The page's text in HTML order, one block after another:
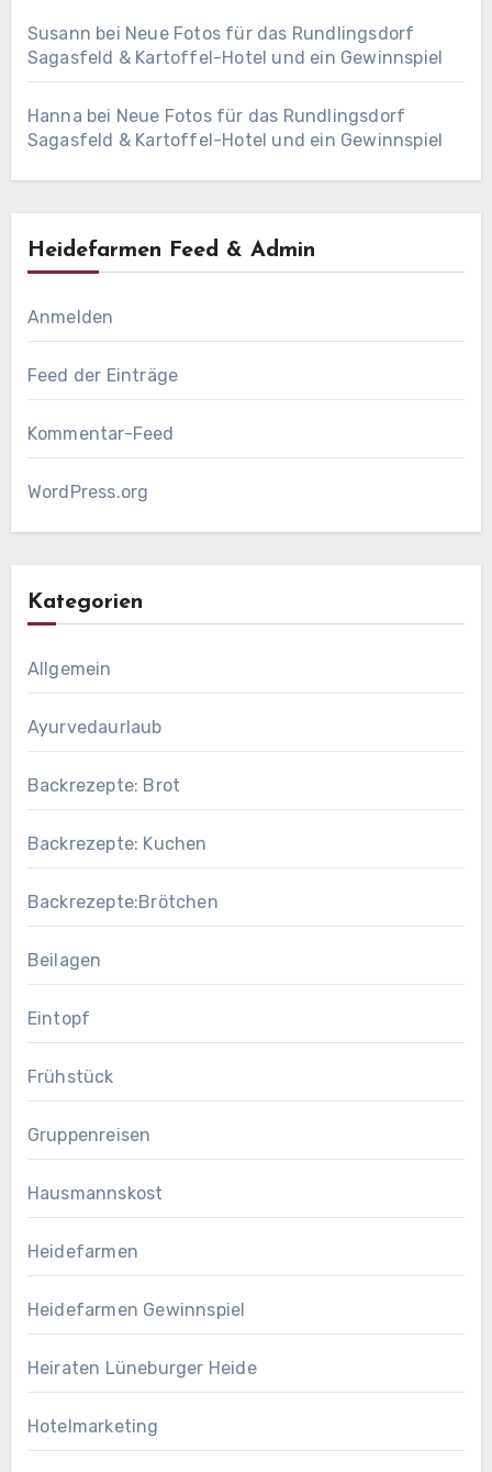
Susann bei Neue Fotos für das Rundlingsdorf
Sagasfeld & Kartoffel-Hotel und ein Gewinnspiel
Hanna bei Neue Fotos für das Rundlingsdorf
Sagasfeld & Kartoffel-Hotel und ein Gewinnspiel
Heidefarmen Feed & Admin
Anmelden
Feed der Einträge
Kommentar-Feed
WordPress.org
Kategorien
Allgemein
Ayurvedaurlaub
Backrezepte: Brot
Backrezepte: Kuchen
Backrezepte:Brötchen
Beilagen
Eintopf
Frühstück
Gruppenreisen
Hausmannskost
Heidefarmen
Heidefarmen Gewinnspiel
Heiraten Lüneburger Heide
Hotelmarketing